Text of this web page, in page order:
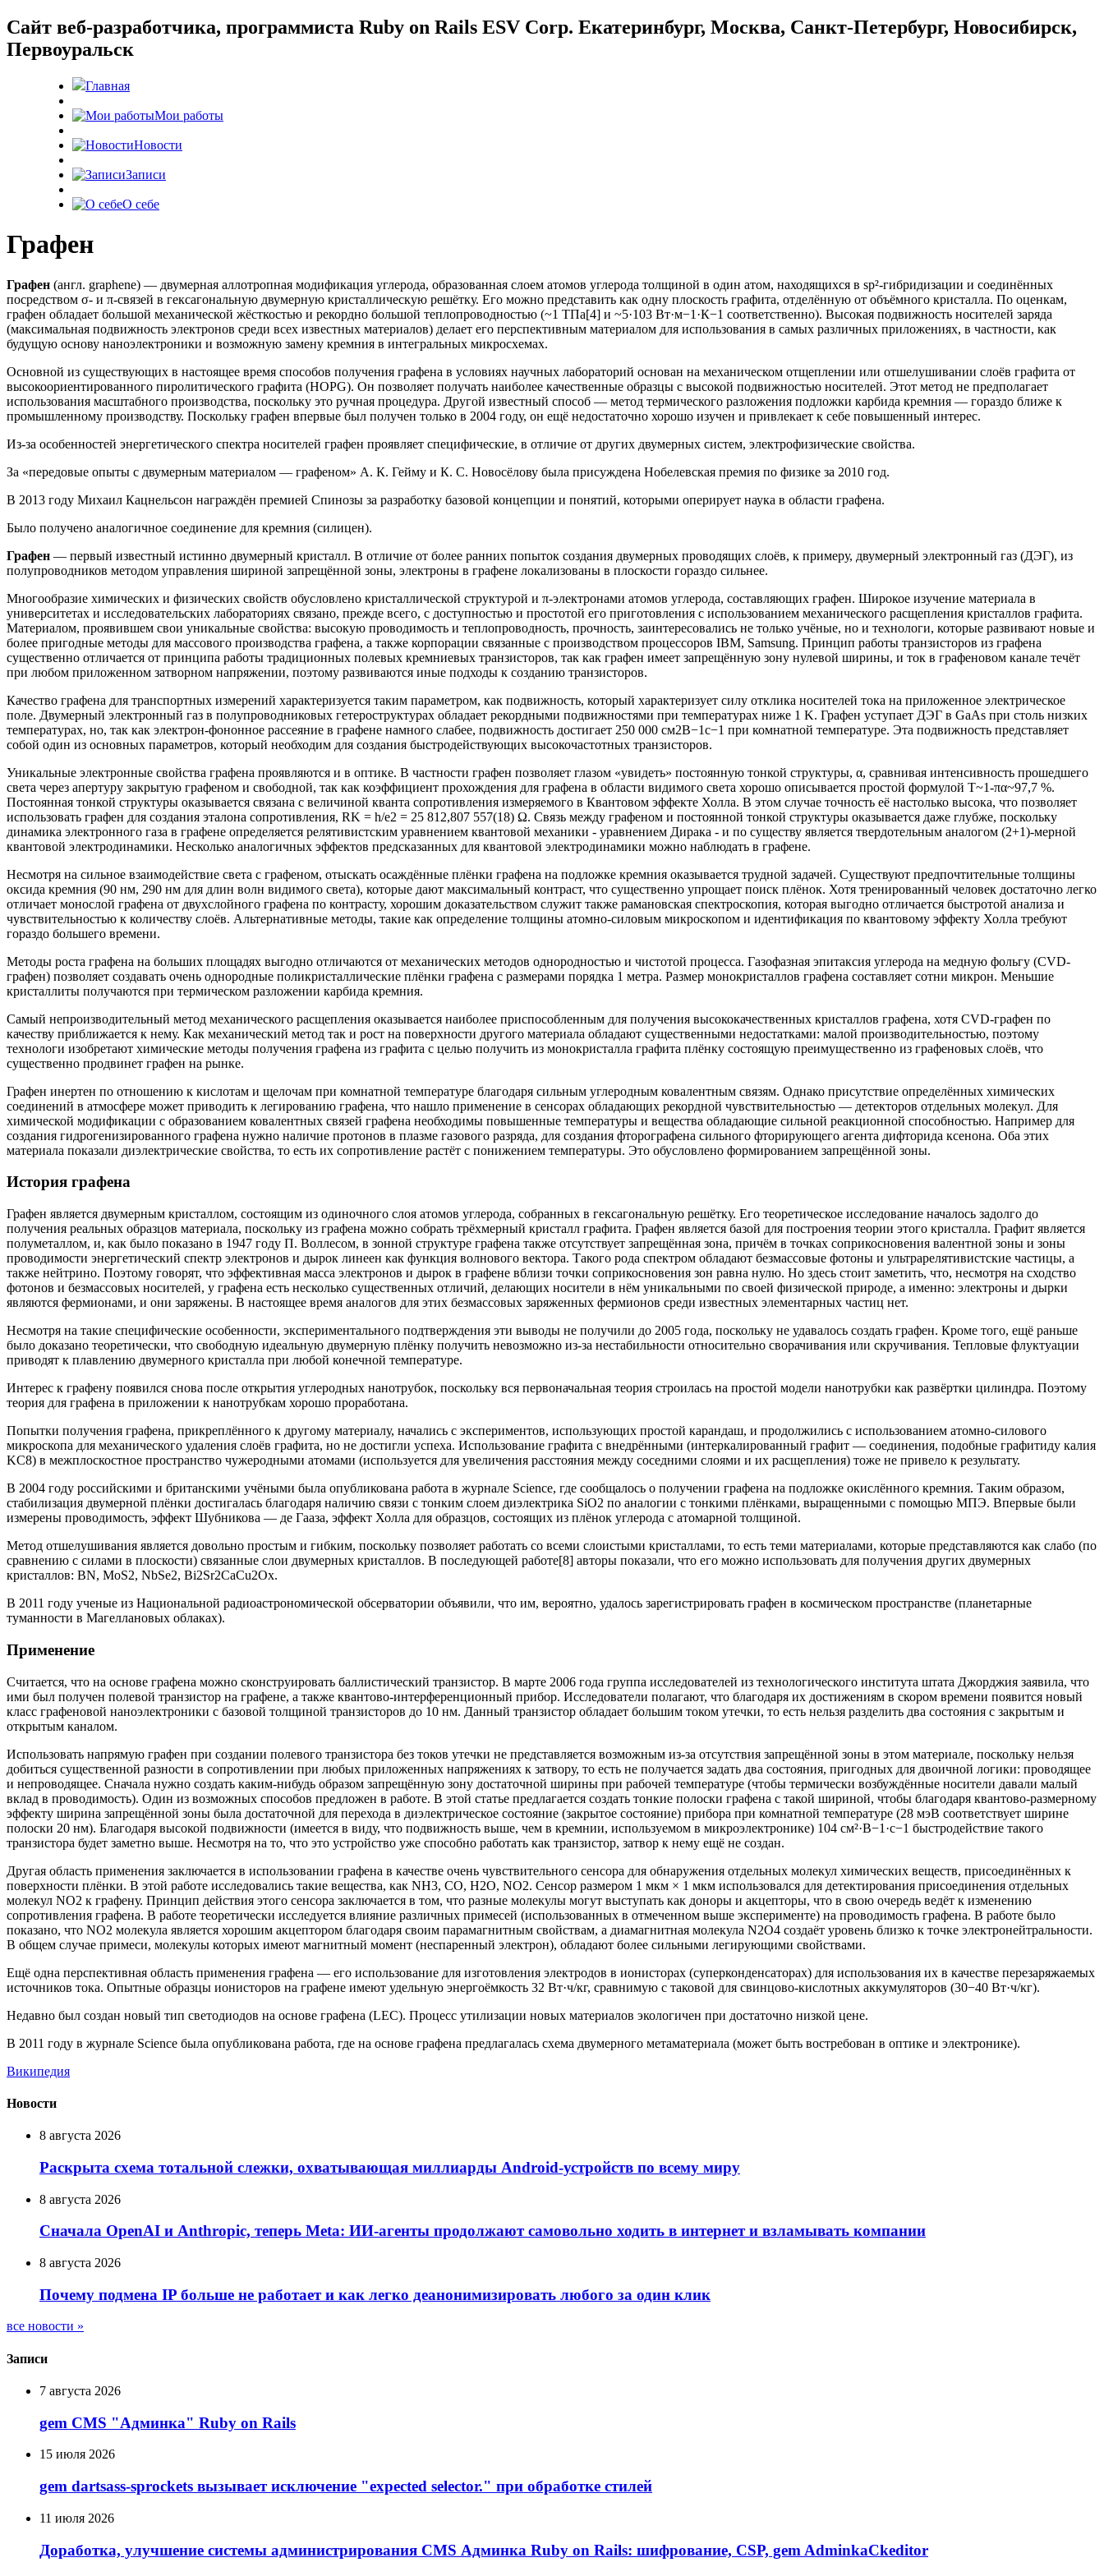
Cайт веб-разработчика, программиста Ruby on Rails ESV Corp. Екатеринбург, Москва, Санкт-Петербург, Новосибирск,
Первоуральск
Главная
Мои работы
Новости
Записи
О себе
Графен
Графен (англ. graphene) — двумерная аллотропная модификация углерода, образованная слоем атомов углерода толщиной в один атом, находящихся в sp²-гибридизации и соединённых
посредством σ- и π-связей в гексагональную двумерную кристаллическую решётку. Его можно представить как одну плоскость графита, отделённую от объёмного кристалла. По оценкам,
графен обладает большой механической жёсткостью и рекордно большой теплопроводностью (~1 ТПа[4] и ~5·103 Вт·м−1·К−1 соответственно). Высокая подвижность носителей заряда
(максимальная подвижность электронов среди всех известных материалов) делает его перспективным материалом для использования в самых различных приложениях, в частности, как
будущую основу наноэлектроники и возможную замену кремния в интегральных микросхемах.
Основной из существующих в настоящее время способов получения графена в условиях научных лабораторий основан на механическом отщеплении или отшелушивании слоёв графита от
высокоориентированного пиролитического графита (HOPG). Он позволяет получать наиболее качественные образцы с высокой подвижностью носителей. Этот метод не предполагает
использования масштабного производства, поскольку это ручная процедура. Другой известный способ — метод термического разложения подложки карбида кремния — гораздо ближе к
промышленному производству. Поскольку графен впервые был получен только в 2004 году, он ещё недостаточно хорошо изучен и привлекает к себе повышенный интерес.
Из-за особенностей энергетического спектра носителей графен проявляет специфические, в отличие от других двумерных систем, электрофизические свойства.
За «передовые опыты с двумерным материалом — графеном» А. К. Гейму и К. С. Новосёлову была присуждена Нобелевская премия по физике за 2010 год.
В 2013 году Михаил Кацнельсон награждён премией Спинозы за разработку базовой концепции и понятий, которыми оперирует наука в области графена.
Было получено аналогичное соединение для кремния (силицен).
Графен — первый известный истинно двумерный кристалл. В отличие от более ранних попыток создания двумерных проводящих слоёв, к примеру, двумерный электронный газ (ДЭГ), из
полупроводников методом управления шириной запрещённой зоны, электроны в графене локализованы в плоскости гораздо сильнее.
Многообразие химических и физических свойств обусловлено кристаллической структурой и π-электронами атомов углерода, составляющих графен. Широкое изучение материала в
университетах и исследовательских лабораториях связано, прежде всего, с доступностью и простотой его приготовления с использованием механического расщепления кристаллов графита.
Материалом, проявившем свои уникальные свойства: высокую проводимость и теплопроводность, прочность, заинтересовались не только учёные, но и технологи, которые развивают новые и
более пригодные методы для массового производства графена, а также корпорации связанные с производством процессоров IBM, Samsung. Принцип работы транзисторов из графена
существенно отличается от принципа работы традиционных полевых кремниевых транзисторов, так как графен имеет запрещённую зону нулевой ширины, и ток в графеновом канале течёт
при любом приложенном затворном напряжении, поэтому развиваются иные подходы к созданию транзисторов.
Качество графена для транспортных измерений характеризуется таким параметром, как подвижность, который характеризует силу отклика носителей тока на приложенное электрическое
поле. Двумерный электронный газ в полупроводниковых гетероструктурах обладает рекордными подвижностями при температурах ниже 1 K. Графен уступает ДЭГ в GaAs при столь низких
температурах, но, так как электрон-фононное рассеяние в графене намного слабее, подвижность достигает 250 000 см2В−1с−1 при комнатной температуре. Эта подвижность представляет
собой один из основных параметров, который необходим для создания быстродействующих высокочастотных транзисторов.
Уникальные электронные свойства графена проявляются и в оптике. В частности графен позволяет глазом «увидеть» постоянную тонкой структуры, α, сравнивая интенсивность прошедшего
света через апертуру закрытую графеном и свободной, так как коэффициент прохождения для графена в области видимого света хорошо описывается простой формулой T~1-πα~97,7 %.
Постоянная тонкой структуры оказывается связана с величиной кванта сопротивления измеряемого в Квантовом эффекте Холла. В этом случае точность её настолько высока, что позволяет
использовать графен для создания эталона сопротивления, RK = h/e2 = 25 812,807 557(18) Ω. Связь между графеном и постоянной тонкой структуры оказывается даже глубже, поскольку
динамика электронного газа в графене определяется релятивистским уравнением квантовой механики - уравнением Дирака - и по существу является твердотельным аналогом (2+1)-мерной
квантовой электродинамики. Несколько аналогичных эффектов предсказанных для квантовой электродинамики можно наблюдать в графене.
Несмотря на сильное взаимодействие света с графеном, отыскать осаждённые плёнки графена на подложке кремния оказывается трудной задачей. Существуют предпочтительные толщины
оксида кремния (90 нм, 290 нм для длин волн видимого света), которые дают максимальный контраст, что существенно упрощает поиск плёнок. Хотя тренированный человек достаточно легко
отличает монослой графена от двухслойного графена по контрасту, хорошим доказательством служит также рамановская спектроскопия, которая выгодно отличается быстротой анализа и
чувствительностью к количеству слоёв. Альтернативные методы, такие как определение толщины атомно-силовым микроскопом и идентификация по квантовому эффекту Холла требуют
гораздо большего времени.
Методы роста графена на больших площадях выгодно отличаются от механических методов однородностью и чистотой процесса. Газофазная эпитаксия углерода на медную фольгу (CVD-
графен) позволяет создавать очень однородные поликристаллические плёнки графена с размерами порядка 1 метра. Размер монокристаллов графена составляет сотни микрон. Меньшие
кристаллиты получаются при термическом разложении карбида кремния.
Самый непроизводительный метод механического расщепления оказывается наиболее приспособленным для получения высококачественных кристаллов графена, хотя CVD-графен по
качеству приближается к нему. Как механический метод так и рост на поверхности другого материала обладают существенными недостатками: малой производительностью, поэтому
технологи изобретают химические методы получения графена из графита с целью получить из монокристалла графита плёнку состоящую преимущественно из графеновых слоёв, что
существенно продвинет графен на рынке.
Графен инертен по отношению к кислотам и щелочам при комнатной температуре благодаря сильным углеродным ковалентным связям. Однако присутствие определённых химических
соединений в атмосфере может приводить к легированию графена, что нашло применение в сенсорах обладающих рекордной чувствительностью — детекторов отдельных молекул. Для
химической модификации с образованием ковалентных связей графена необходимы повышенные температуры и вещества обладающие сильной реакционной способностью. Например для
создания гидрогенизированного графена нужно наличие протонов в плазме газового разряда, для создания фторографена сильного фторирующего агента дифторида ксенона. Оба этих
материала показали диэлектрические свойства, то есть их сопротивление растёт с понижением температуры. Это обусловлено формированием запрещённой зоны.
История графена
Графен является двумерным кристаллом, состоящим из одиночного слоя атомов углерода, собранных в гексагональную решётку. Его теоретическое исследование началось задолго до
получения реальных образцов материала, поскольку из графена можно собрать трёхмерный кристалл графита. Графен является базой для построения теории этого кристалла. Графит является
полуметаллом, и, как было показано в 1947 году П. Воллесом, в зонной структуре графена также отсутствует запрещённая зона, причём в точках соприкосновения валентной зоны и зоны
проводимости энергетический спектр электронов и дырок линеен как функция волнового вектора. Такого рода спектром обладают безмассовые фотоны и ультрарелятивистские частицы, а
также нейтрино. Поэтому говорят, что эффективная масса электронов и дырок в графене вблизи точки соприкосновения зон равна нулю. Но здесь стоит заметить, что, несмотря на сходство
фотонов и безмассовых носителей, у графена есть несколько существенных отличий, делающих носители в нём уникальными по своей физической природе, а именно: электроны и дырки
являются фермионами, и они заряжены. В настоящее время аналогов для этих безмассовых заряженных фермионов среди известных элементарных частиц нет.
Несмотря на такие специфические особенности, экспериментального подтверждения эти выводы не получили до 2005 года, поскольку не удавалось создать графен. Кроме того, ещё раньше
было доказано теоретически, что свободную идеальную двумерную плёнку получить невозможно из-за нестабильности относительно сворачивания или скручивания. Тепловые флуктуации
приводят к плавлению двумерного кристалла при любой конечной температуре.
Интерес к графену появился снова после открытия углеродных нанотрубок, поскольку вся первоначальная теория строилась на простой модели нанотрубки как развёртки цилиндра. Поэтому
теория для графена в приложении к нанотрубкам хорошо проработана.
Попытки получения графена, прикреплённого к другому материалу, начались с экспериментов, использующих простой карандаш, и продолжились с использованием атомно-силового
микроскопа для механического удаления слоёв графита, но не достигли успеха. Использование графита с внедрёнными (интеркалированный графит — соединения, подобные графитиду калия
KC8) в межплоскостное пространство чужеродными атомами (используется для увеличения расстояния между соседними слоями и их расщепления) тоже не привело к результату.
В 2004 году российскими и британскими учёными была опубликована работа в журнале Science, где сообщалось о получении графена на подложке окислённого кремния. Таким образом,
стабилизация двумерной плёнки достигалась благодаря наличию связи с тонким слоем диэлектрика SiO2 по аналогии с тонкими плёнками, выращенными с помощью МПЭ. Впервые были
измерены проводимость, эффект Шубникова — де Гааза, эффект Холла для образцов, состоящих из плёнок углерода с атомарной толщиной.
Метод отшелушивания является довольно простым и гибким, поскольку позволяет работать со всеми слоистыми кристаллами, то есть теми материалами, которые представляются как слабо (по
сравнению с силами в плоскости) связанные слои двумерных кристаллов. В последующей работе[8] авторы показали, что его можно использовать для получения других двумерных
кристаллов: BN, MoS2, NbSe2, Bi2Sr2CaCu2Ox.
В 2011 году ученые из Национальной радиоастрономической обсерватории объявили, что им, вероятно, удалось зарегистрировать графен в космическом пространстве (планетарные
туманности в Магеллановых облаках).
Применение
Считается, что на основе графена можно сконструировать баллистический транзистор. В марте 2006 года группа исследователей из технологического института штата Джорджия заявила, что
ими был получен полевой транзистор на графене, а также квантово-интерференционный прибор. Исследователи полагают, что благодаря их достижениям в скором времени появится новый
класс графеновой наноэлектроники с базовой толщиной транзисторов до 10 нм. Данный транзистор обладает большим током утечки, то есть нельзя разделить два состояния с закрытым и
открытым каналом.
Использовать напрямую графен при создании полевого транзистора без токов утечки не представляется возможным из-за отсутствия запрещённой зоны в этом материале, поскольку нельзя
добиться существенной разности в сопротивлении при любых приложенных напряжениях к затвору, то есть не получается задать два состояния, пригодных для двоичной логики: проводящее
и непроводящее. Сначала нужно создать каким-нибудь образом запрещённую зону достаточной ширины при рабочей температуре (чтобы термически возбуждённые носители давали малый
вклад в проводимость). Один из возможных способов предложен в работе. В этой статье предлагается создать тонкие полоски графена с такой шириной, чтобы благодаря квантово-размерному
эффекту ширина запрещённой зоны была достаточной для перехода в диэлектрическое состояние (закрытое состояние) прибора при комнатной температуре (28 мэВ соответствует ширине
полоски 20 нм). Благодаря высокой подвижности (имеется в виду, что подвижность выше, чем в кремнии, используемом в микроэлектронике) 104 см²·В−1·с−1 быстродействие такого
транзистора будет заметно выше. Несмотря на то, что это устройство уже способно работать как транзистор, затвор к нему ещё не создан.
Другая область применения заключается в использовании графена в качестве очень чувствительного сенсора для обнаружения отдельных молекул химических веществ, присоединённых к
поверхности плёнки. В этой работе исследовались такие вещества, как NH3, CO, H2O, NO2. Сенсор размером 1 мкм × 1 мкм использовался для детектирования присоединения отдельных
молекул NO2 к графену. Принцип действия этого сенсора заключается в том, что разные молекулы могут выступать как доноры и акцепторы, что в свою очередь ведёт к изменению
сопротивления графена. В работе теоретически исследуется влияние различных примесей (использованных в отмеченном выше эксперименте) на проводимость графена. В работе было
показано, что NO2 молекула является хорошим акцептором благодаря своим парамагнитным свойствам, а диамагнитная молекула N2O4 создаёт уровень близко к точке электронейтральности.
В общем случае примеси, молекулы которых имеют магнитный момент (неспаренный электрон), обладают более сильными легирующими свойствами.
Ещё одна перспективная область применения графена — его использование для изготовления электродов в ионисторах (суперконденсаторах) для использования их в качестве перезаряжаемых
источников тока. Опытные образцы ионисторов на графене имеют удельную энергоёмкость 32 Вт·ч/кг, сравнимую с таковой для свинцово-кислотных аккумуляторов (30−40 Вт·ч/кг).
Недавно был создан новый тип светодиодов на основе графена (LEC). Процесс утилизации новых материалов экологичен при достаточно низкой цене.
В 2011 году в журнале Science была опубликована работа, где на основе графена предлагалась схема двумерного метаматериала (может быть востребован в оптике и электронике).
Википедия
Новости
8 августа 2026
Раскрыта схема тотальной слежки, охватывающая миллиарды Android-устройств по всему миру
8 августа 2026
Сначала OpenAI и Anthropic, теперь Meta: ИИ-агенты продолжают самовольно ходить в интернет и взламывать компании
8 августа 2026
Почему подмена IP больше не работает и как легко деанонимизировать любого за один клик
все новости »
Записи
7 августа 2026
gem CMS "Админка" Ruby on Rails
15 июля 2026
gem dartsass-sprockets вызывает исключение "expected selector." при обработке стилей
11 июля 2026
Доработка, улучшение системы администрирования CMS Админка Ruby on Rails: шифрование, CSP, gem AdminkaCkeditor